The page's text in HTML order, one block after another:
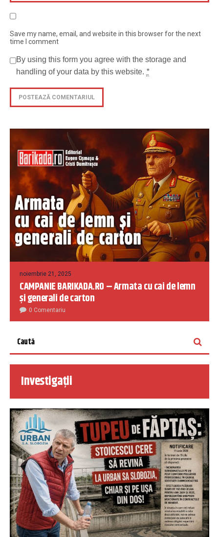
Save my name, email, and website in this browser for the next
time I comment
By using this form you agree with the storage and
handling of your data by this website. *
noiembrie 21, 2025
CAMPANIE BARIKADA.RO – Armata cu cai de lemn
și generali de carton
0 Comentariu
Investigații